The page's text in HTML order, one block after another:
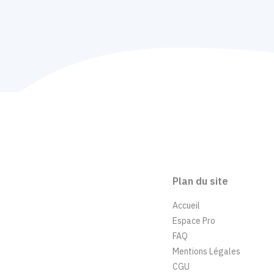
Plan du site
Accueil
Espace Pro
FAQ
Mentions Légales
CGU